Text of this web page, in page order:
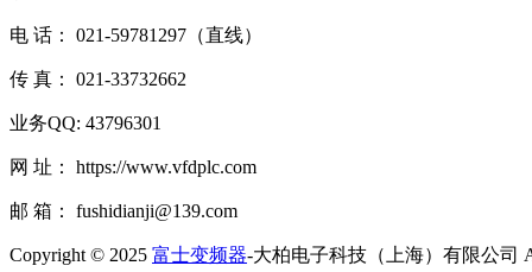
电 话： 021-59781297（直线）
传 真： 021-33732662
业务QQ: 43796301
网 址： https://www.vfdplc.com
邮 箱： fushidianji@139.com
Copyright © 2025 富士变频器-大柏电子科技（上海）有限公司